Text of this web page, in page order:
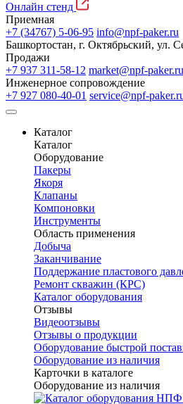
Онлайн стенд
Приемная
+7 (34767) 5-06-95 info@npf-paker.ru
Башкортостан, г. Октябрьский, ул.
Продажи
+7 937 311-58-12 market@npf-paker.ru
Инженерное сопровождение
+7 927 080-40-01 service@npf-
Каталог
Каталог
Оборудование
Пакеры
Якоря
Клапаны
Компоновки
Инструменты
Область применения
Добыча
Заканчивание
Поддержание пластового
Ремонт скважин (КРС)
Каталог оборудования
Отзывы
Видеоотзывы
Отзывы о продукции
Оборудование быстрой
Оборудование из наличия
Карточки в каталоге
Оборудование из наличия